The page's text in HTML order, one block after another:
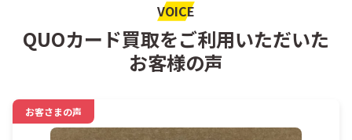
VOICE
QUOカード買取をご利用いただいた
お客様の声
お客さまの声